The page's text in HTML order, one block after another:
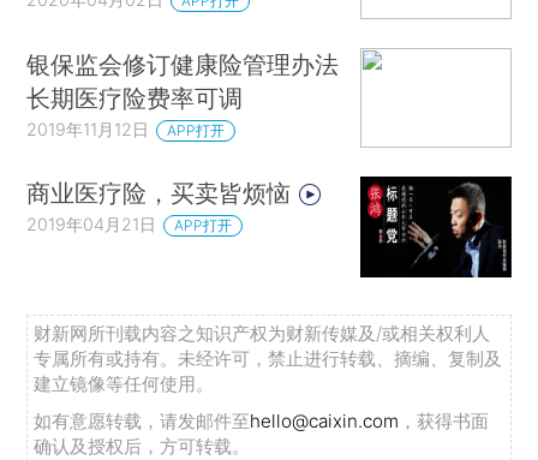
银保监会修订健康险管理办法
长期医疗险费率可调
2019年11月12日 APP打开
商业医疗险，买卖皆烦恼
2019年04月21日 APP打开
财新网所刊载内容之知识产权为财新传媒及/或相关权利人
专属所有或持有。未经许可，禁止进行转载、摘编、复制及
建立镜像等任何使用。
如有意愿转载，请发邮件至hello@caixin.com ，获得书面
确认及授权后，方可转载。